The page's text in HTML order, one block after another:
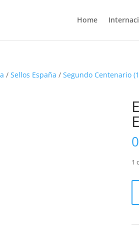
Home
/Sellos España /Segundo Centenario
1